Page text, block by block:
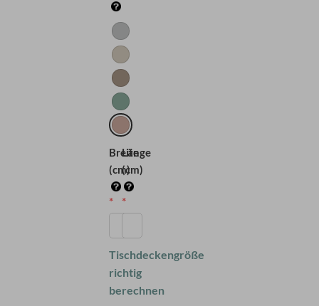
Breite
(cm)
Länge
(cm)
Tischdeckengröße
richtig
berechnen